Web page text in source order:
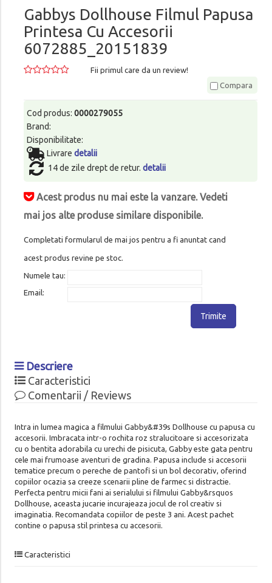
Gabbys Dollhouse Filmul Papusa
Printesa Cu Accesorii
6072885_20151839
Fii primul care da un review!
Compara
Cod produs: 0000279055
Brand:
Disponibilitate:
Livrare detalii
14 de zile drept de retur. detalii
Acest produs nu mai este la vanzare. Vedeti
mai jos alte produse similare disponibile.
Completati formularul de mai jos pentru a fi anuntat cand
acest produs revine pe stoc.
Numele tau:
Email:
Trimite
Descriere
Caracteristici
Comentarii / Reviews
Intra in lumea magica a filmului Gabby&#39s Dollhouse cu papusa cu
accesorii. Imbracata intr-o rochita roz stralucitoare si accesorizata
cu o bentita adorabila cu urechi de pisicuta, Gabby este gata pentru
cele mai frumoase aventuri de gradina. Papusa include si accesorii
tematice precum o pereche de pantofi si un bol decorativ, oferind
copiilor ocazia sa creeze scenarii pline de farmec si distractie.
Perfecta pentru micii fani ai serialului si filmului Gabby&rsquos
Dollhouse, aceasta jucarie incurajeaza jocul de rol creativ si
imaginatia. Recomandata copiilor de peste 3 ani. Acest pachet
contine o papusa stil printesa cu accesorii.
Caracteristici